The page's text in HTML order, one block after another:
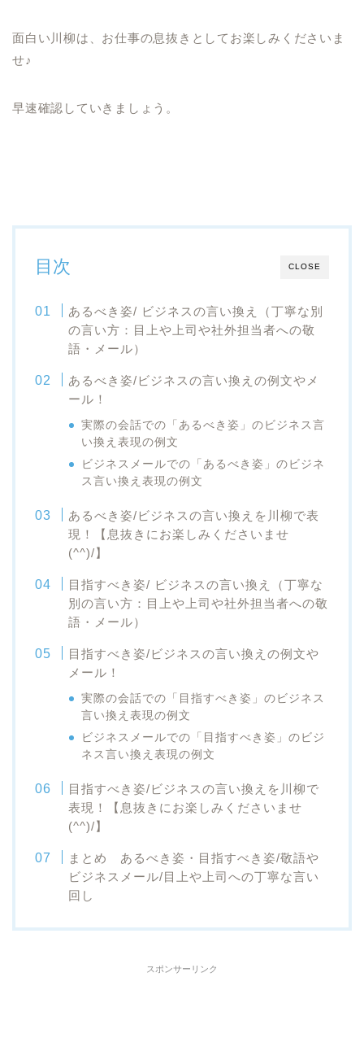
面白い川柳は、お仕事の息抜きとしてお楽しみくださいま
せ♪
早速確認していきましょう。
CLOSE
目次
あるべき姿/ ビジネスの言い換え（丁寧な別
の言い方：目上や上司や社外担当者への敬
語・メール）
あるべき姿/ビジネスの言い換えの例文やメ
ール！
実際の会話での「あるべき姿」のビジネス言
い換え表現の例文
ビジネスメールでの「あるべき姿」のビジネ
ス言い換え表現の例文
あるべき姿/ビジネスの言い換えを川柳で表
現！【息抜きにお楽しみくださいませ
(^^)/】
目指すべき姿/ ビジネスの言い換え（丁寧な
別の言い方：目上や上司や社外担当者への敬
語・メール）
目指すべき姿/ビジネスの言い換えの例文や
メール！
実際の会話での「目指すべき姿」のビジネス
言い換え表現の例文
ビジネスメールでの「目指すべき姿」のビジ
ネス言い換え表現の例文
目指すべき姿/ビジネスの言い換えを川柳で
表現！【息抜きにお楽しみくださいませ
(^^)/】
まとめ あるべき姿・目指すべき姿/敬語や
ビジネスメール/目上や上司への丁寧な言い
回し
スポンサーリンク